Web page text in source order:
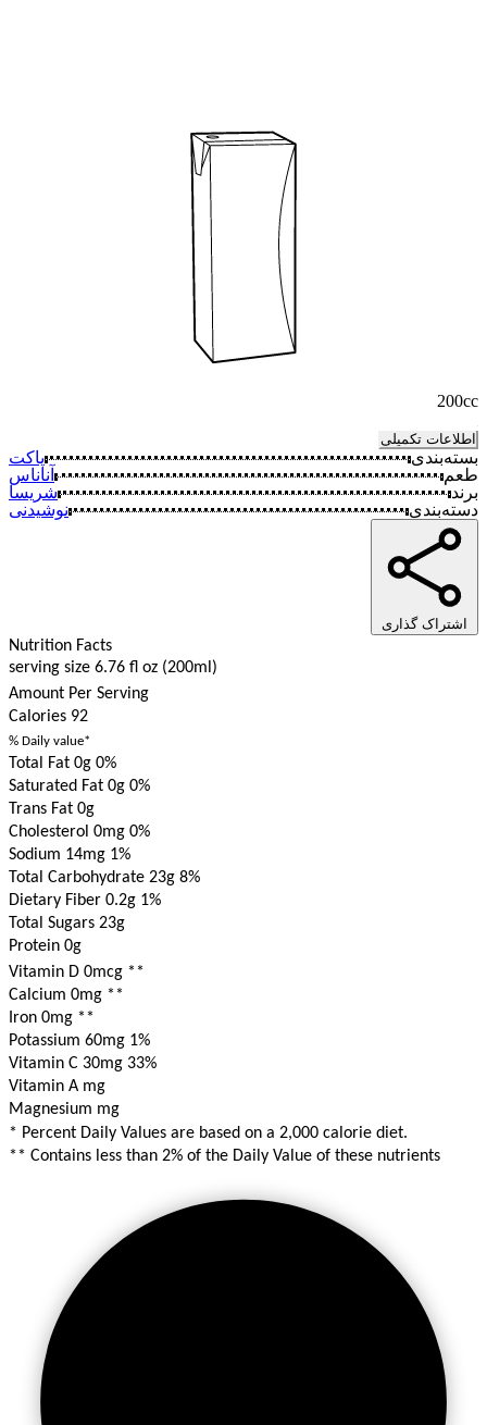
200cc
اطلاعات تکمیلی
بسته‌بندی
پاکت
طعم
آناناس
برند
شریسا
دسته‌بندی
نوشیدنی‌
اشتراک گذاری
Nutrition Facts
serving size 6.76 fl oz (200ml)
Amount Per Serving
Calories 92
% Daily value*
Total Fat 0g 0%
Saturated Fat 0g 0%
Trans Fat 0g
Cholesterol 0mg 0%
Sodium 14mg 1%
Total Carbohydrate 23g 8%
Dietary Fiber 0.2g 1%
Total Sugars 23g
Protein 0g
Vitamin D 0mcg **
Calcium 0mg **
Iron 0mg **
Potassium 60mg 1%
Vitamin C 30mg 33%
Vitamin A mg
Magnesium mg
* Percent Daily Values are based on a 2,000 calorie diet.
** Contains less than 2% of the Daily Value of these nutrients